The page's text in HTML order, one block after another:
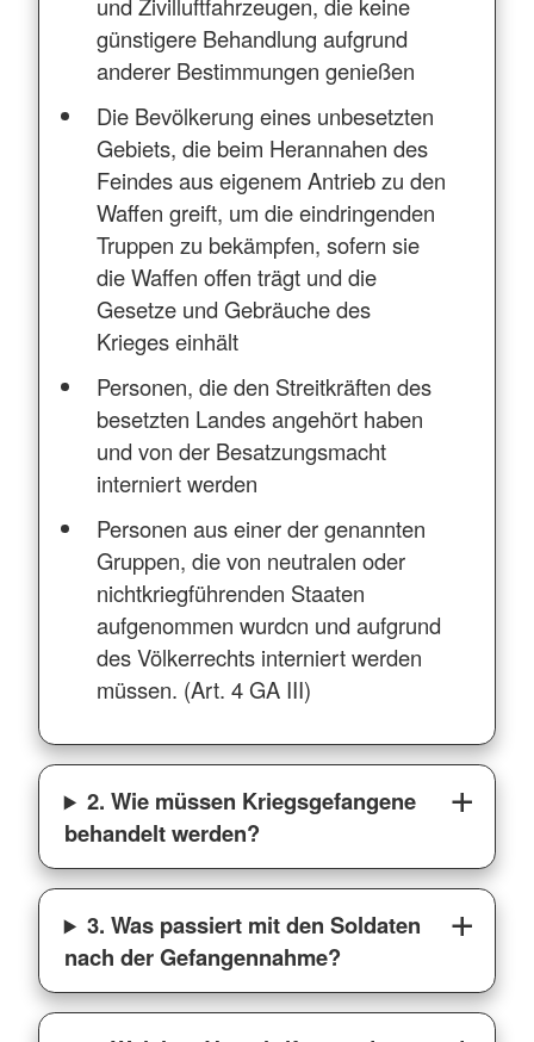
günstigere Behandlung aufgrund
anderer Bestimmungen genießen
Die Bevölkerung eines unbesetzten
Gebiets, die beim Herannahen des
Feindes aus eigenem Antrieb zu den
Waffen greift, um die eindringenden
Truppen zu bekämpfen, sofern sie
die Waffen offen trägt und die
Gesetze und Gebräuche des
Krieges einhält
Personen, die den Streitkräften des
besetzten Landes angehört haben
und von der Besatzungsmacht
interniert werden
Personen aus einer der genannten
Gruppen, die von neutralen oder
nichtkriegführenden Staaten
aufgenommen wurdcn und aufgrund
des Völkerrechts interniert werden
müssen. (Art. 4 GA III)
2. Wie müssen Kriegsgefangene
behandelt werden?
3. Was passiert mit den Soldaten
nach der Gefangennahme?